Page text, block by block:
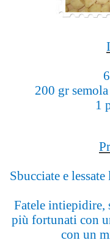
200 gr
1
Sbucciate e
Fatele intiepidire,
più fortunati con
con un